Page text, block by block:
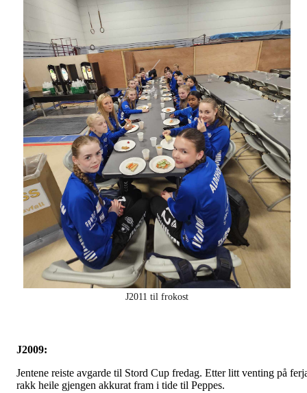
J2011 til frokost
J2009:
Jentene reiste avgarde til Stord Cup fredag. Etter litt venting på
rakk heile gjengen akkurat fram i tide til Peppes.